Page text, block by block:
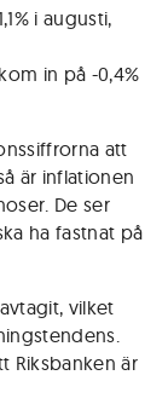
i augusti,
in på -0,4%
att
är inflationen
De ser
ha fastnat på
vilket
Riksbanken är